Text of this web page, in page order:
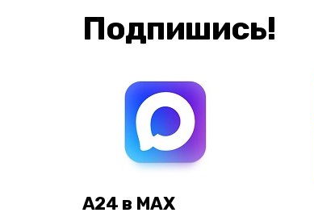
Подпишись!
А24 в MAX